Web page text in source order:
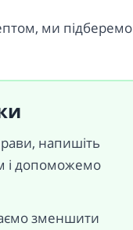
ми підберемо
напишіть
і допоможемо
зменшити